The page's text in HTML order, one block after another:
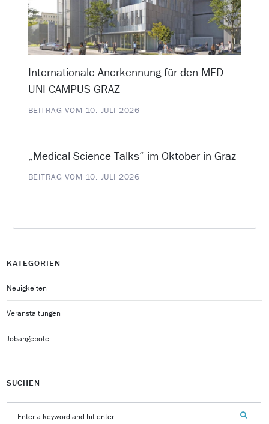
Internationale Anerkennung für den MED
UNI CAMPUS GRAZ
BEITRAG VOM 10. JULI 2026
„Medical Science Talks“ im Oktober in Graz
BEITRAG VOM 10. JULI 2026
KATEGORIEN
Neuigkeiten
Veranstaltungen
Jobangebote
SUCHEN